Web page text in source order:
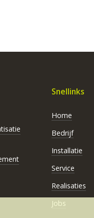
Snellinks
Home
Bedrijf
Installatie
Service
Realisaties
Jobs